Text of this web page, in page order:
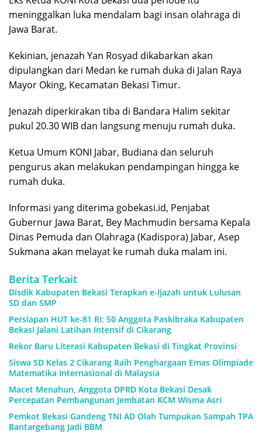
meninggalkan luka mendalam bagi insan olahraga di
Jawa Barat.
Kekinian, jenazah Yan Rosyad dikabarkan akan
dipulangkan dari Medan ke rumah duka di Jalan Raya
Mayor Oking, Kecamatan Bekasi Timur.
Jenazah diperkirakan tiba di Bandara Halim sekitar
pukul 20.30 WIB dan langsung menuju rumah duka.
Ketua Umum KONI Jabar, Budiana dan seluruh
pengurus akan melakukan pendampingan hingga ke
rumah duka.
Informasi yang diterima gobekasi.id, Penjabat
Gubernur Jawa Barat, Bey Machmudin bersama Kepala
Dinas Pemuda dan Olahraga (Kadispora) Jabar, Asep
Sukmana akan melayat ke rumah duka malam ini.
Berita Terkait
Disdik Kabupaten Bekasi Terapkan e-Ijazah untuk Lulusan
SD dan SMP
Persiapan HUT ke-81 RI: 50 Anggota Paskibraka Kabupaten
Bekasi Jalani Latihan Intensif di Cikarang
Rekor Baru Literasi Kabupaten Bekasi di Tingkat Provinsi
Siswa SD Kelas 2 Cikarang Raih Penghargaan Emas Olimpiade
Matematika Internasional di Malaysia
Macet Menahun, Anggota DPRD Kota Bekasi Desak
Percepatan Pembangunan Jembatan KCM Wisma Asri
Pemkot Bekasi Gandeng TNI AD Olah Tumpukan Sampah TPA
Bantargebang Jadi BBM